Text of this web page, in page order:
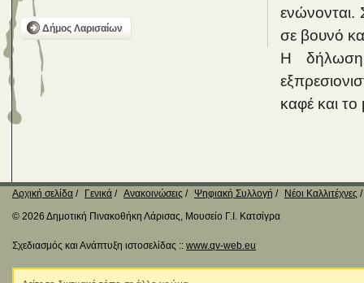
Δήμος Λαρισαίων
ενώνονται.
σε βουνό
Η δήλωση
καφέ και το
Αρχική σελίδα Γενικά Ανακοινώσεις Ψηφιακή Συλλογή
Νέοι Καλλιτέχνες
© 2026 Δημοτική Πινακοθήκη Λάρισας, Μουσείο Γ.Ι. Κατσίγρα
Σχεδιασμός και Ανάπτυξη ιστοσελίδας :: www.qv-web.eu